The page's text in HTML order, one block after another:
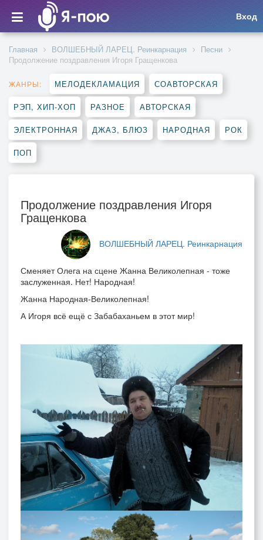
Вход
Главная ВОЛШЕБНЫЙ ЛАРЕЦ. Реинкарнация
Песни
Продолжение поздравления Игоря Гращенкова
ЖАНРЫ: МЕЛОДЕКЛАМАЦИЯ СОАВТОРСКАЯ
РЭП, ХИП-ХОП РАЗНОЕ АВТОРСКАЯ
ЭЛЕКТРОННАЯ ДЖАЗ, БЛЮЗ НАРОДНАЯ РОК
ПОП
Продолжение поздравления Игоря
Гращенкова
ВОЛШЕБНЫЙ ЛАРЕЦ. Реинкарнация
Сменяет Олега на сцене Жанна Великолепная - тоже
заслуженная. Нет! Народная!
Жанна Народная-Великолепная!
А Игоря всё ещё с Забабаханьем в этот мир!